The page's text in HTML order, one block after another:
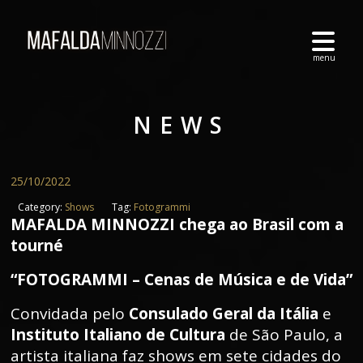
NEWS
25/10/2022
Category: Shows Tag: Fotogrammi
MAFALDA MINNOZZI chega ao Brasil com a
tourné
“FOTOGRAMMI – Cenas de Música e de Vida”
Convidada pelo Consulado Geral da Itália e
Instituto Italiano de Cultura de São Paulo, a
artista italiana faz shows em sete cidades do